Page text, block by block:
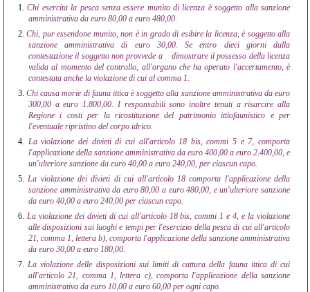
1. Chi esercita la pesca senza essere munito di licenza è soggetto alla sanzione
amministrativa da euro 80,00 a euro 480,00.
2. Chi, pur essendone munito, non è in grado di esibire la licenza, è soggetto alla
sanzione amministrativa di euro 30,00. Se entro dieci giorni dalla
contestazione il soggetto non provvede a
dimostrare il possesso della licenza
valida al momento del controllo, all'organo che ha operato l'accertamento, è
contestata anche la violazione di cui al comma 1.
3. Chi causa morie di fauna ittica è soggetto alla sanzione amministrativa da euro
300,00 a euro 1.800,00. I responsabili sono inoltre tenuti a risarcire alla
Regione i costi per la ricostituzione del patrimonio ittiofaunistico e per
l'eventuale ripristino del corpo idrico.
4. La violazione dei divieti di cui all'articolo 18 bis, commi 5 e 7, comporta
l'applicazione della sanzione amministrativa da euro 400,00 a euro 2.400,00, e
un'ulteriore sanzione da euro 40,00 a euro 240,00, per ciascun capo.
5. La violazione dei divieti di cui all'articolo 18 comporta l'applicazione della
sanzione amministrativa da euro 80,00 a euro 480,00, e un'ulteriore sanzione
da euro 40,00 a euro 240,00 per ciascun capo.
6. La violazione dei divieti di cui all'articolo 18 bis, commi 1 e 4, e la violazione
alle disposizioni sui luoghi e tempi per l'esercizio della pesca di cui all'articolo
21, comma 1, lettera b), comporta l'applicazione della sanzione amministrativa
da euro 30,00 a euro 180,00.
7. La violazione delle disposizioni sui limiti di cattura della fauna ittica di cui
all'articolo 21, comma 1, lettera c), comporta l'applicazione della sanzione
amministrativa da euro 10,00 a euro 60,00 per ogni capo.